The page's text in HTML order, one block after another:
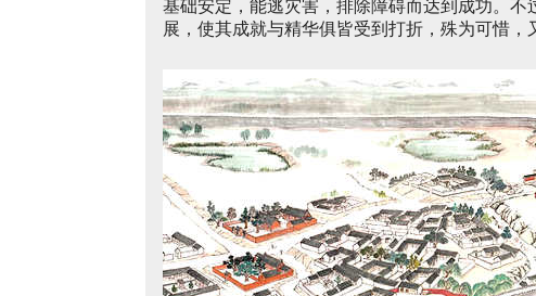
基础安定，能逃灾害，排除障碍而达到成功。
展，使其成就与精华俱皆受到打折，殊为可惜，